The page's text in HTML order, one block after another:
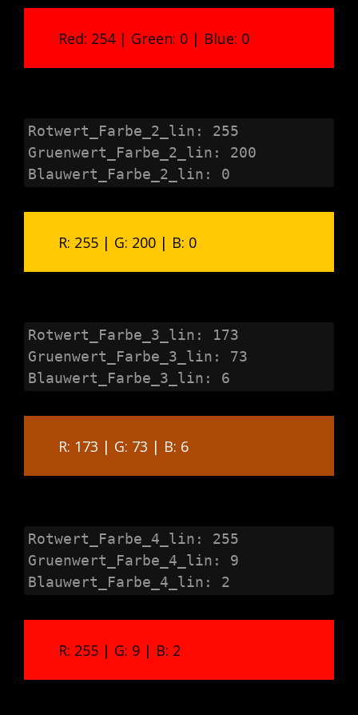
Red: 254 | Green: 0 | Blue: 0
Rotwert_Farbe_2_lin: 255
Gruenwert_Farbe_2_lin: 200
Blauwert_Farbe_2_lin: 0
R: 255 | G: 200 | B: 0
Rotwert_Farbe_3_lin: 173
Gruenwert_Farbe_3_lin: 73
Blauwert_Farbe_3_lin: 6
R: 173 | G: 73 | B: 6
Rotwert_Farbe_4_lin: 255
Gruenwert_Farbe_4_lin: 9
Blauwert_Farbe_4_lin: 2
R: 255 | G: 9 | B: 2